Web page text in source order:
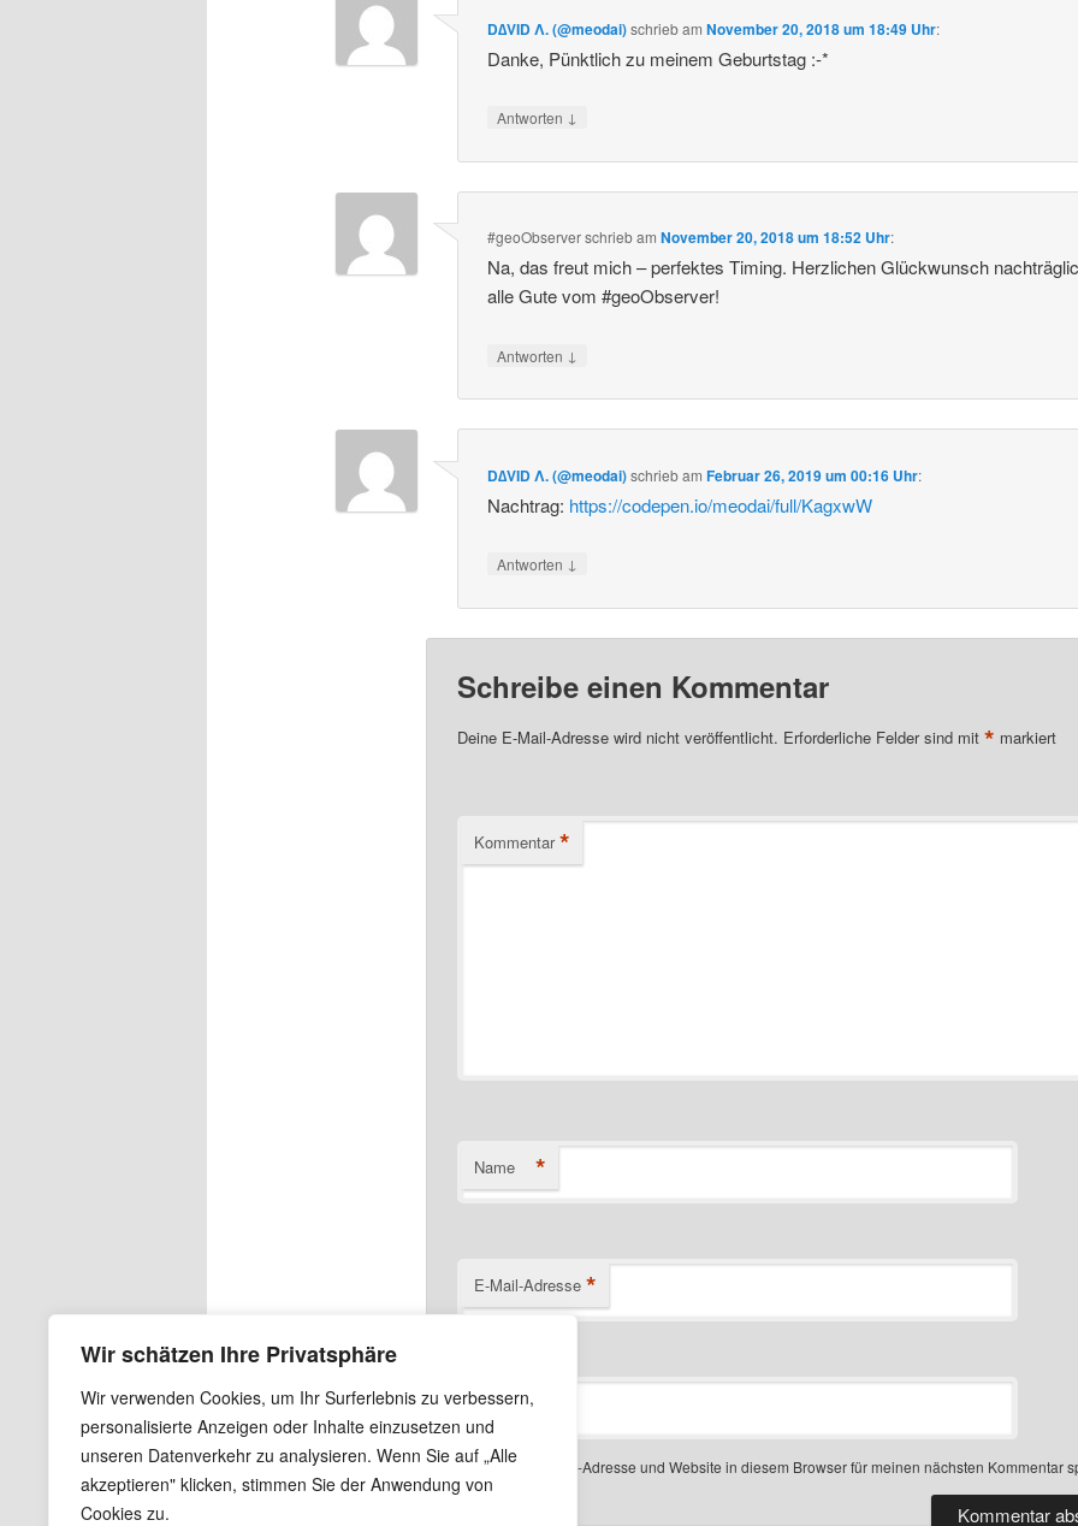
Wir schätzen Ihre Privatsphäre
Wir verwenden Cookies, um Ihr Surferlebnis zu verbessern,
personalisierte Anzeigen oder Inhalte einzusetzen und
unseren Datenverkehr zu analysieren. Wenn Sie auf „Alle
akzeptieren" klicken, stimmen Sie der Anwendung von
Cookies zu.
D∆VID Λ. (@meodai)schriebamNovember 20, 2018 um 18:49 Uhr:
Danke, Pünktlich zu meinem Geburtstag :-*
Antworten ↓
#geoObserverschriebamNovember 20, 2018 um 18:52 Uhr:
Na, das freut mich – perfektes Timing. Herzlichen Glückwunsch
alle Gute vom #geoObserver!
Antworten ↓
D∆VID Λ. (@meodai)schriebamFebruar 26, 2019 um 00:16 Uhr:
Nachtrag: https://codepen.io/meodai/full/KagxwW
Antworten ↓
Schreibe einen Kommentar
Deine E-Mail-Adresse wird nicht veröffentlicht. Erforderliche Felder sind mit * markiert
Kommentar *
Name *
E-Mail-Adresse *
Website
Name, E-Mail-Adresse und Website in diesem Browser für meinen nächsten Kommentar